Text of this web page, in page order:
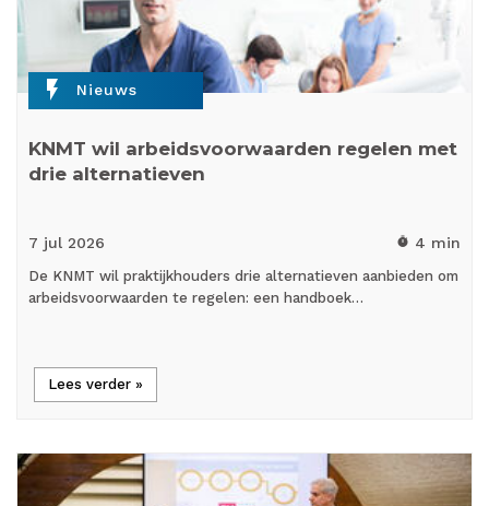
flash_on Nieuws
KNMT wil arbeidsvoorwaarden regelen met
drie alternatieven
7 jul 2026 timer 4 min
De KNMT wil praktijkhouders drie alternatieven aanbieden om
arbeidsvoorwaarden te regelen: een handboek…
Lees verder »